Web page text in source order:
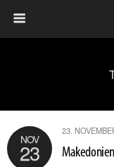
NOV
23
23.